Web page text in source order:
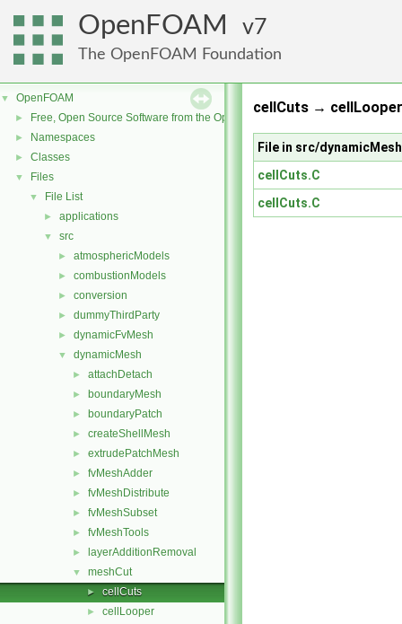
OpenFOAM 7
The OpenFOAM Foundation
▼ OpenFOAM
► Free, Open Source Software from the OpenFOAM Foundation
► Namespaces
► Classes
▼ Files
▼ File List
► applications
▼ src
► atmosphericModels
► combustionModels
► conversion
► dummyThirdParty
► dynamicFvMesh
▼ dynamicMesh
► attachDetach
► boundaryMesh
► boundaryPatch
► createShellMesh
► extrudePatchMesh
► fvMeshAdder
► fvMeshDistribute
► fvMeshSubset
► fvMeshTools
► layerAdditionRemoval
▼ meshCut
► cellCuts
► cellLooper
cellCuts →
File in src/
cellCuts.C
cellCuts.C